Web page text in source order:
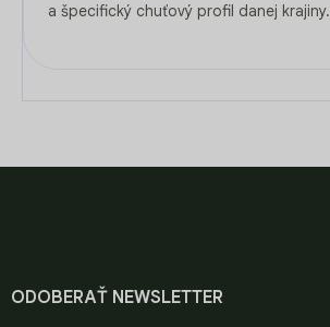
a špecifický chuťový profil danej krajiny.
ODOBERAŤ NEWSLETTER